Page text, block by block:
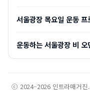
서울광장 목요일 운동
운동하는 서울광장 비
ⓒ 2024–2026 인트라매거진